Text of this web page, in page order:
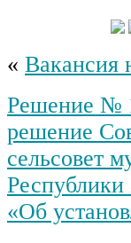
« Вакансия
Решение №
решение
сельсовет
«Об